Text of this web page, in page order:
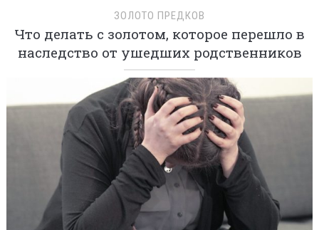
ЗОЛОТО ПРЕДКОВ
Что делать с золотом, которое перешло в
наследство от ушедших родственников